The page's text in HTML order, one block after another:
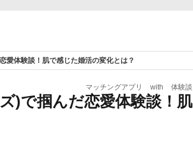
愛体験談！肌で感じた婚活の変化とは？
マッチングアプリ with 体験談
)で掴んだ恋愛体験談！肌